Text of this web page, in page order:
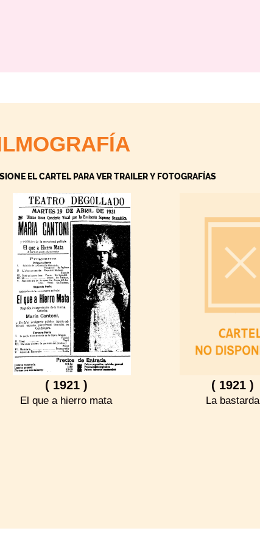
EL CARTEL PARA VER TRAILER Y FOTOGRAFÍAS
( 1921 )
El que a hierro mata
( 1921 )
La bastarda